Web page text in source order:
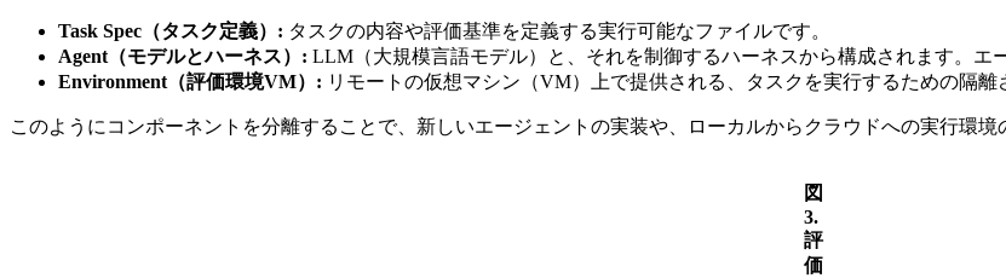
Task Spec（タスク定義）: タスクの内容や評価基準を定義する実行可能なファイルです。
Agent（モデルとハーネス）: LLM（大規模言語モデル）と、それを制御するハーネスから構成されます。エ
Environment（評価環境VM）: リモートの仮想マシン（VM）上で提供される、タスクを実行するための隔離
このようにコンポーネントを分離することで、新しいエージェントの実装や、ローカルからクラウドへの実行環境
図
3.
評
価